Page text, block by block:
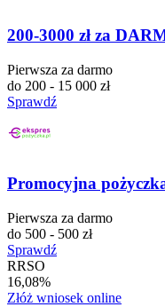
200-3000 zł za
Pierwsza za darmo
do 200 - 15 000 zł
Sprawdź
Promocyjna
Pierwsza za darmo
do 500 - 500 zł
Sprawdź
RRSO
16,08%
Złóż wniosek online